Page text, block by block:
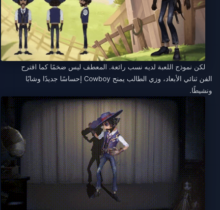
لكن نموذج اللعبة لديه نسب رائعة. المعطف ليس ضخمًا كما اقترح
الفن ثنائي الأبعاد، وزي الطالب يمنح Cowboy إحساسًا جديدًا وشابًا
ونشيطًا.